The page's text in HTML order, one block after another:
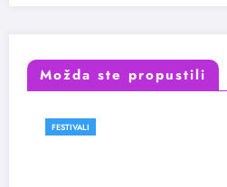
Možda ste propustili